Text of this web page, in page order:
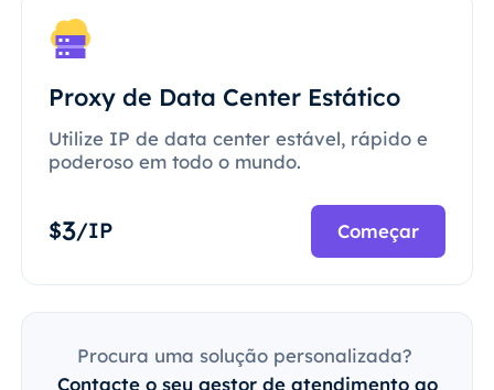
Proxy de Data Center Estático
Utilize IP de data center estável, rápido e
poderoso em todo o mundo.
$3/IP Começar
Procura uma solução personalizada?
Contacte o seu gestor de atendimento ao